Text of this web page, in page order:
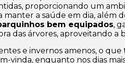
proporcionando um
manter a saúde em dia, além
bem equipados,
das árvores, aproveitando a
e invernos amenos, o
vinda, enquanto nos dias